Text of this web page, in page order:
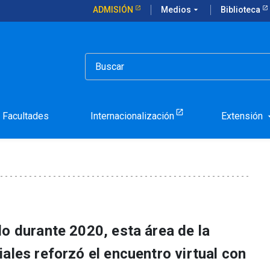
ADMISIÓN Medios arrow_drop_down Biblioteca
Facultades Internacionalización Extensión
avanza el
durante 2020, esta área de la
reforzó el encuentro virtual con